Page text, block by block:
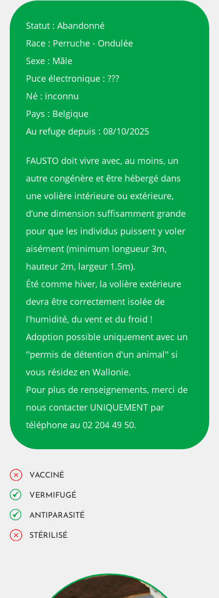
Statut : Abandonné
Race : Perruche - Ondulée
Sexe : Mâle
Puce électronique : ???
Né : inconnu
Pays : Belgique
Au refuge depuis : 08/10/2025
FAUSTO doit vivre avec, au moins, un
autre congénère et être hébergé dans
une volière intérieure ou extérieure,
d’une dimension suffisamment grande
pour que les individus puissent y voler
aisément (minimum longueur 3m,
hauteur 2m, largeur 1.5m).
Été comme hiver, la volière extérieure
devra être correctement isolée de
l’humidité, du vent et du froid !
Adoption possible uniquement avec un
''permis de détention d'un animal'' si
vous résidez en Wallonie.
Pour plus de renseignements, merci de
nous contacter UNIQUEMENT par
téléphone au 02 204 49 50.
VACCINÉ
VERMIFUGÉ
ANTIPARASITÉ
STÉRILISÉ